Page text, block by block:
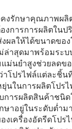
งรักษาคุณภาพผ
งการการผลิตใน
ผลให้ได้ขนาดข
ล่าสุดมาพร้อมร
นยำสูงช่วยลดขอ
โปรไฟล์แต่ละชิ้น
นในการผลิตโปร
การผลิตสินค้าชนิ
ษาอยู่ในระดับต่ำม
เครื่องอัดรีดโปร